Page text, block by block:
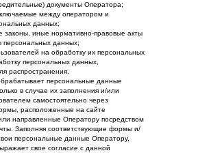
документы Оператора;
между оператором и
данных;
иные нормативно-правовые акты
данных;
на обработку их персональных
персональных данных,
распространения.
персональные данные
в случае их заполнения и/или
самостоятельно через
расположенные на сайте
направленные Оператору посредством
Заполняя соответствующие формы и/
персональные данные Оператору,
свое согласие с данной